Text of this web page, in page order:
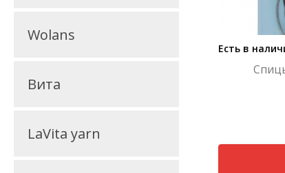
Wolans
Вита
LaVita yarn
Есть в